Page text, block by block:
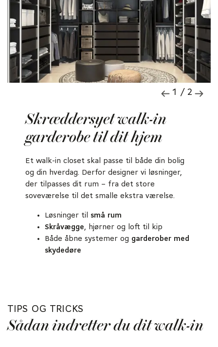
1 / 2
Skræddersyet walk-in
garderobe til dit hjem
Et walk-in closet skal passe til både din bolig
og din hverdag. Derfor designer vi løsninger,
der tilpasses dit rum – fra det store
soveværelse til det smalle ekstra værelse.
Løsninger tilsmå rum
Skråvægge, hjørner og loft til kip
Både åbne systemer og garderober med
skydedøre
TIPS OG TRICKS
Sådan indretter du dit walk-in